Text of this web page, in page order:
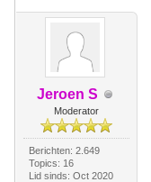
Jeroen S
Moderator
Berichten: 2.649
Topics: 16
Lid sinds: Oct 2020